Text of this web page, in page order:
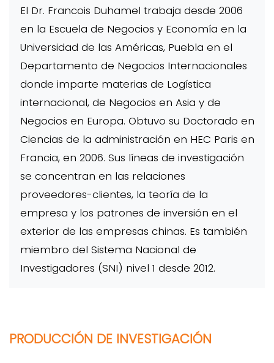
El Dr. Francois Duhamel trabaja desde 2006
en la Escuela de Negocios y Economía en la
Universidad de las Américas, Puebla en el
Departamento de Negocios Internacionales
donde imparte materias de Logística
internacional, de Negocios en Asia y de
Negocios en Europa. Obtuvo su Doctorado en
Ciencias de la administración en HEC Paris en
Francia, en 2006. Sus líneas de investigación
se concentran en las relaciones
proveedores-clientes, la teoría de la
empresa y los patrones de inversión en el
exterior de las empresas chinas. Es también
miembro del Sistema Nacional de
Investigadores (SNI) nivel 1 desde 2012.
PRODUCCIÓN DE INVESTIGACIÓN